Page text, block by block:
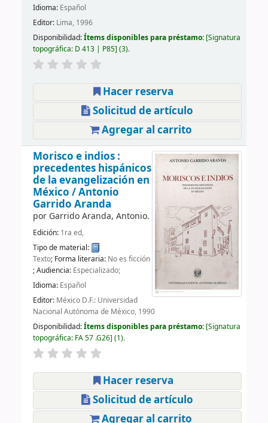
Idioma: Español
Editor: Lima, 1996
Disponibilidad:Ítems disponibles para préstamo: Signatura
topográfica: D 413 | P85 (3).
Hacer reserva
Solicitud de artículo
Agregar al carrito
Morisco e indios :
precedentes hispánicos
de la evangelización en
México /Antonio
Garrido Aranda
por Garrido Aranda, Antonio.
Edición: 1ra ed,
Tipo de material:
Texto; Forma literaria: No es ficción
; Audiencia: Especializado;
Idioma: Español
Editor: México D.F.: Universidad
Nacional Autónoma de México, 1990
Disponibilidad:Ítems disponibles para préstamo: Signatura
topográfica: FA 57 .G26 (1).
Hacer reserva
Solicitud de artículo
Agregar al carrito